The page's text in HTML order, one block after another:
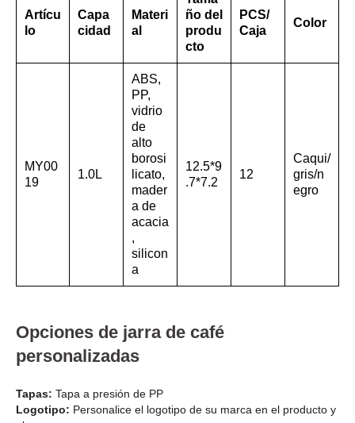
Artícu
lo
Capa
cidad
Materi
al
ño del
produ
cto
PCS/
Caja
Color
MY00
19
1.0L
ABS,
PP,
vidrio
de
alto
borosi
licato,
mader
a de
acacia
,
silicon
a
12.5*9
.7*7.2
12
Caqui/
gris/n
egro
Opciones de jarra de café
personalizadas
Tapas: Tapa a presión de PP
Logotipo: Personalice el logotipo de su marca en el producto y